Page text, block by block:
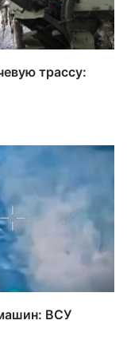
трассу:
ВСУ